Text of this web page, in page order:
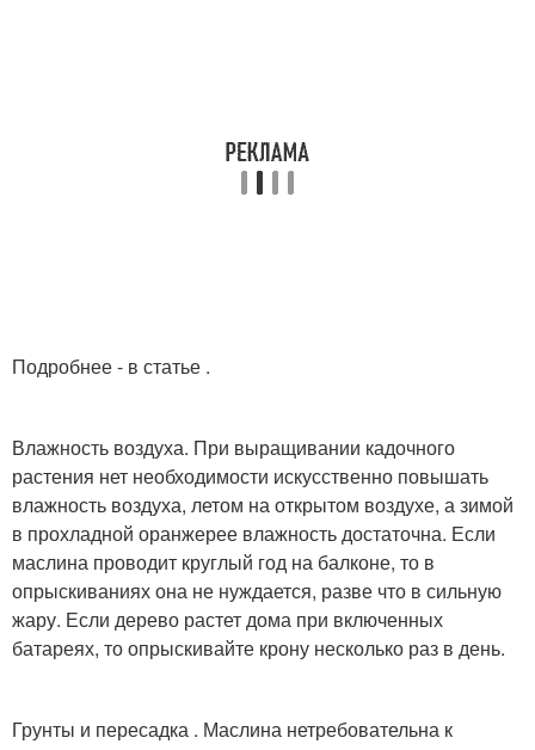
Подробнее - в статье .
Влажность воздуха. При выращивании кадочного
растения нет необходимости искусственно повышать
влажность воздуха, летом на открытом воздухе, а зимой
в прохладной оранжерее влажность достаточна. Если
маслина проводит круглый год на балконе, то в
опрыскиваниях она не нуждается, разве что в сильную
жару. Если дерево растет дома при включенных
батареях, то опрыскивайте крону несколько раз в день.
Грунты и пересадка . Маслина нетребовательна к